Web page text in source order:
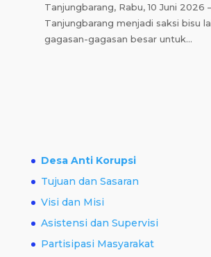
Tanjungbarang, Rabu, 10 Juni 2026
Tanjungbarang menjadi saksi bisu
gagasan-gagasan besar untuk...
Desa Anti Korupsi
Tujuan dan Sasaran
Visi dan Misi
Asistensi dan Supervisi
Partisipasi Masyarakat